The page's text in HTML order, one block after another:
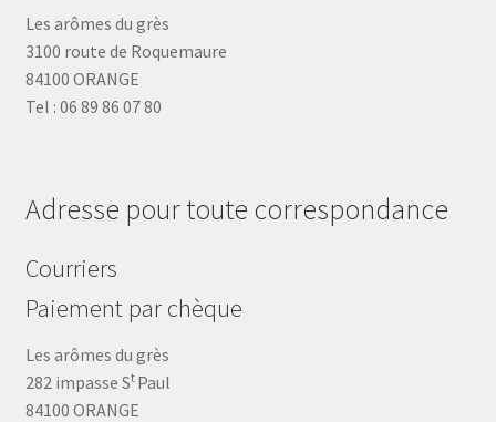
Les arômes du grès
3100 route de Roquemaure
84100 ORANGE
Tel : 06 89 86 07 80
Adresse pour toute correspondance
Courriers
Paiement par chèque
Les arômes du grès
282 impasse St Paul
84100 ORANGE